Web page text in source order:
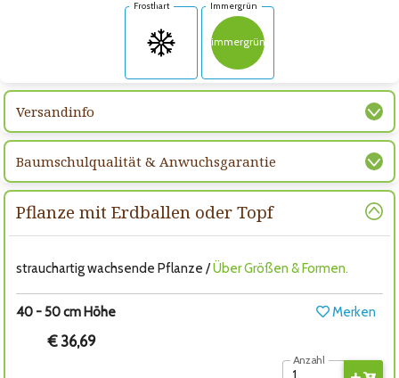
Frosthart Immergrün
immergrün
Versandinfo
Baumschulqualität & Anwuchsgarantie
Pflanze mit Erdballen oder Topf
strauchartig wachsende Pflanze /Über Größen & Formen.
40 - 50 cm Höhe Merken
€ 36,69
Anzahl